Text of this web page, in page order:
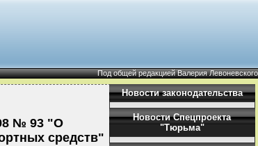
Под общей редакцией Валерия Левоневского
№ 93 "О
средств"
Новости законодательства
Новости Спецпроекта
"Тюрьма"